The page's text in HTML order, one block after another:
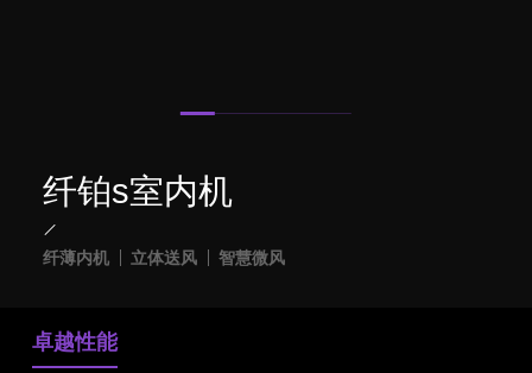
纤铂s室内机
纤薄内机 立体送风 智慧微风
卓越性能